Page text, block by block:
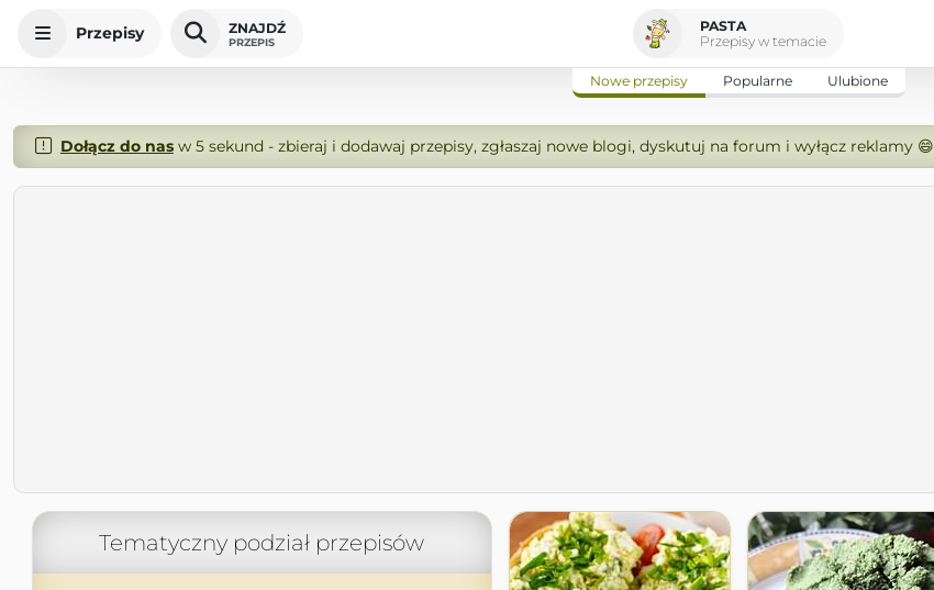
Przepisy ZNAJDŹ
PRZEPIS
PASTA
Przepisy w temacie
Nowe przepisy Popularne Ulubione
Dołącz do nasw 5 sekund - zbieraj i dodawaj przepisy, zgłaszaj nowe blogi, dyskutuj na forum i wyłącz reklamy 😄
Tematyczny podział przepisów